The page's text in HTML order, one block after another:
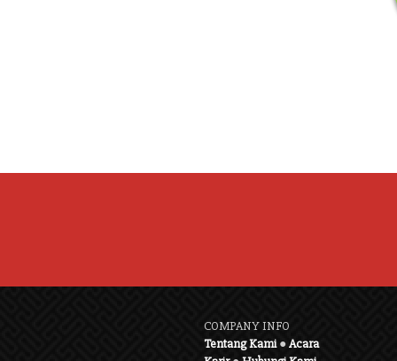
COMPANY INFO
Tentang Kami●Acara